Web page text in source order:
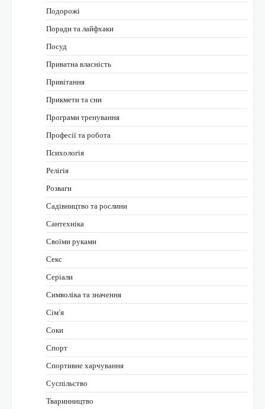
Подорожі
Поради та лайфхаки
Посуд
Приватна власність
Привітання
Прикмети та сни
Програми тренування
Професії та робота
Психологія
Релігія
Розваги
Садівництво та рослини
Сантехніка
Своїми руками
Секс
Серіали
Символіка та значення
Сім’я
Соки
Спорт
Спортивне харчування
Суспільство
Тваринництво